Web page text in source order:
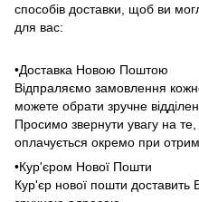
способів доставки, щоб ви
для вас:
•Доставка Новою Поштою
Відпраляємо замовлення
можете обрати зручне
Просимо звернути увагу на те,
оплачується окремо при
•Кур'єром Нової Пошти
Кур'єр нової пошти